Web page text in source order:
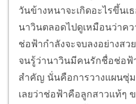
วันข้างหนาจะเกิดอะไรขึ้นเ
นาวินตลอดไปดูเหมือนว่าค
ช่อฟ้ากำลังจะจบลงอย่างสว
จนรู้ว่านาวินมีคนรักชื่อช่อฟ้
สำคัญ นั่นคือการวางแผนซุ่
เลยว่าช่อฟ้าคือลูกสาวแท้ๆ